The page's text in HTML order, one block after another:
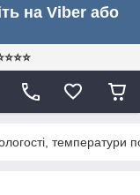
на Viber або
температури